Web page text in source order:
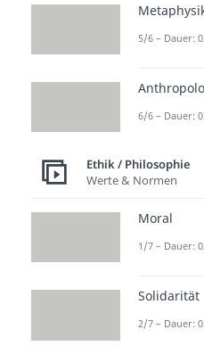
Was ist
In der
grundlegende
führe ich ein
Mensch
solche
„richtige“
Philosophie
geht viel mehr
5/6 – Dauer:
6/6 – Dauer:
Ethik / Philosophie
Werte & Normen
Moral
1/7 – Dauer:
Solidarität
2/7 – Dauer: